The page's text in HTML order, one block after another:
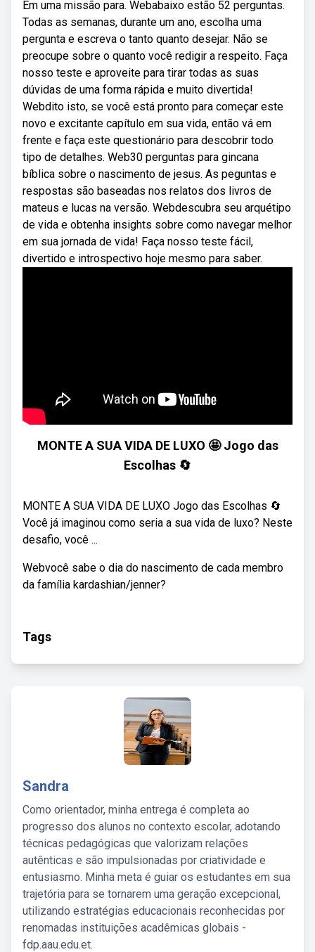
Em uma missão para. Webabaixo estão 52 perguntas.
Todas as semanas, durante um ano, escolha uma
pergunta e escreva o tanto quanto desejar. Não se
preocupe sobre o quanto você redigir a respeito. Faça
nosso teste e aproveite para tirar todas as suas
dúvidas de uma forma rápida e muito divertida!
Webdito isto, se você está pronto para começar este
novo e excitante capítulo em sua vida, então vá em
frente e faça este questionário para descobrir todo
tipo de detalhes. Web30 perguntas para gincana
bíblica sobre o nascimento de jesus. As peguntas e
respostas são baseadas nos relatos dos livros de
mateus e lucas na versão. Webdescubra seu arquétipo
de vida e obtenha insights sobre como navegar melhor
em sua jornada de vida! Faça nosso teste fácil,
divertido e introspectivo hoje mesmo para saber.
MONTE A SUA VIDA DE LUXO 🤩 Jogo das
Escolhas 🔄️
MONTE A SUA VIDA DE LUXO Jogo das Escolhas 🔄️
Você já imaginou como seria a sua vida de luxo? Neste
desafio, você ...
Webvocê sabe o dia do nascimento de cada membro
da família kardashian/jenner?
Tags
Sandra
Como orientador, minha entrega é completa ao
progresso dos alunos no contexto escolar, adotando
técnicas pedagógicas que valorizam relações
autênticas e são impulsionadas por criatividade e
entusiasmo. Minha meta é guiar os estudantes em sua
trajetória para se tornarem uma geração excepcional,
utilizando estratégias educacionais reconhecidas por
renomadas instituições acadêmicas globais -
fdp.aau.edu.et.